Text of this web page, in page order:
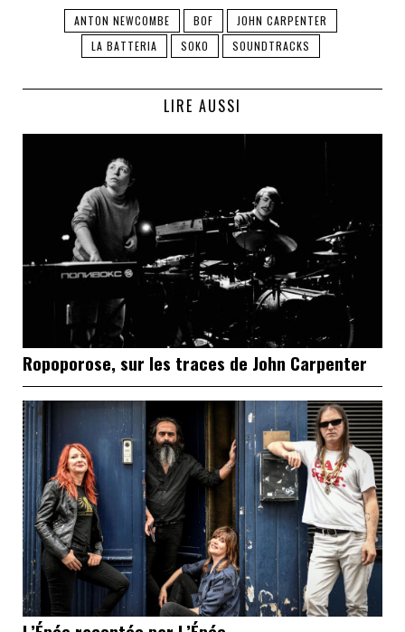
ANTON NEWCOMBE BOF
JOHN CARPENTER
LA BATTERIA
SOKO SOUNDTRACKS
LIRE AUSSI
Ropoporose, sur les traces de John Carpenter